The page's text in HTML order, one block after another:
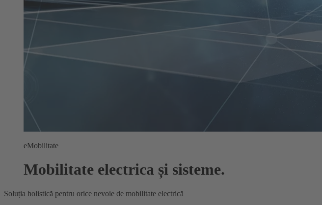
eMobilitate
Mobilitate electrica și sisteme.
Soluția holistică pentru orice nevoie de mobilitate electrică